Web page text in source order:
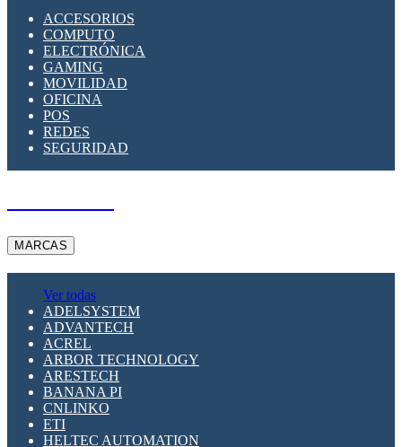
SUPRESOR DE TRANSIENTES SPDS PARA
APLICACIONES FOTOVOLTAICAS
ACCESORIOS
COMPUTO
ELECTRÓNICA
GAMING
MOVILIDAD
OFICINA
POS
REDES
SEGURIDAD
MARCAS
Ver todas
ADELSYSTEM
ADVANTECH
ACREL
ARBOR TECHNOLOGY
ARESTECH
BANANA PI
CNLINKO
ETI
HELTEC AUTOMATION